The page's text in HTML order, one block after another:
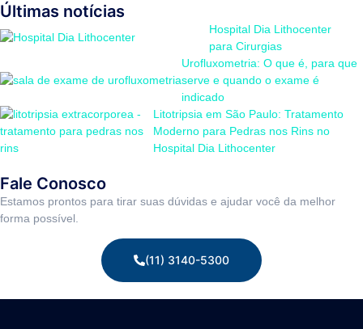
Últimas notícias
Hospital Dia Lithocenter
para Cirurgias
Urofluxometria: O que é, para que
serve e quando o exame é
indicado
Litotripsia em São Paulo: Tratamento
Moderno para Pedras nos Rins no
Hospital Dia Lithocenter
Fale Conosco
Estamos prontos para tirar suas dúvidas e ajudar você da melhor
forma possível.
(11) 3140-5300